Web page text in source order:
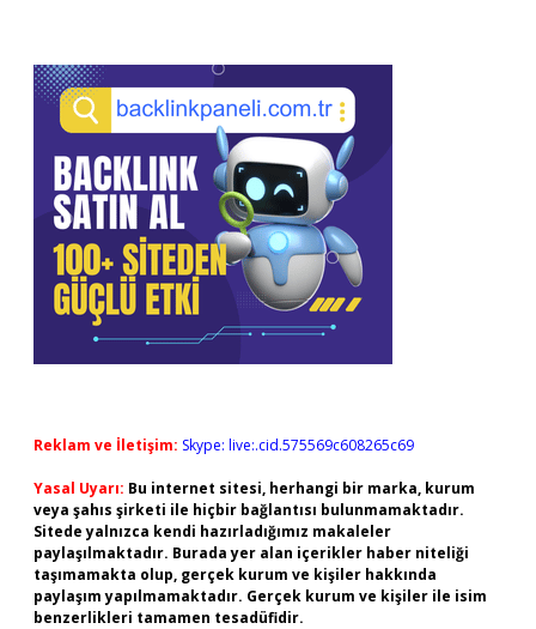
Reklam ve İletişim: Skype: live:.cid.575569c608265c69
Yasal Uyarı: Bu internet sitesi, herhangi bir marka, kurum
veya şahıs şirketi ile hiçbir bağlantısı bulunmamaktadır.
Sitede yalnızca kendi hazırladığımız makaleler
paylaşılmaktadır. Burada yer alan içerikler haber niteliği
taşımamakta olup, gerçek kurum ve kişiler hakkında
paylaşım yapılmamaktadır. Gerçek kurum ve kişiler ile isim
benzerlikleri tamamen tesadüfidir.